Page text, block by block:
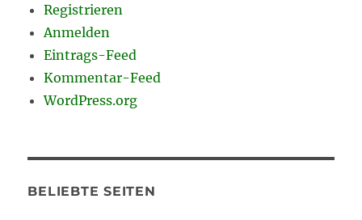
Registrieren
Anmelden
Eintrags-Feed
Kommentar-Feed
WordPress.org
BELIEBTE SEITEN